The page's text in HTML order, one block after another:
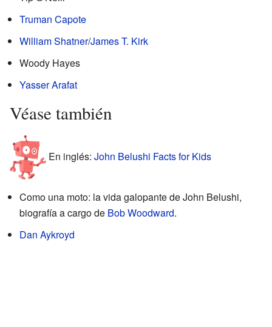
Truman Capote
William Shatner/James T. Kirk
Woody Hayes
Yasser Arafat
Véase también
En inglés: John Belushi Facts for Kids
Como una moto: la vida galopante de John Belushi,
biografía a cargo de Bob Woodward.
Dan Aykroyd